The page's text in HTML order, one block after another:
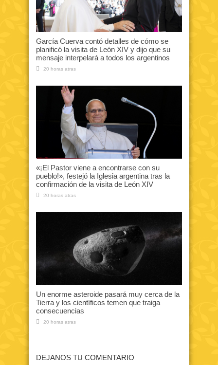
García Cuerva contó detalles de cómo se
planificó la visita de León XIV y dijo que su
mensaje interpelará a todos los argentinos
20 horas atras
«¡El Pastor viene a encontrarse con su
pueblo!», festejó la Iglesia argentina tras la
confirmación de la visita de León XIV
20 horas atras
Un enorme asteroide pasará muy cerca de la
Tierra y los científicos temen que traiga
consecuencias
20 horas atras
DEJANOS TU COMENTARIO